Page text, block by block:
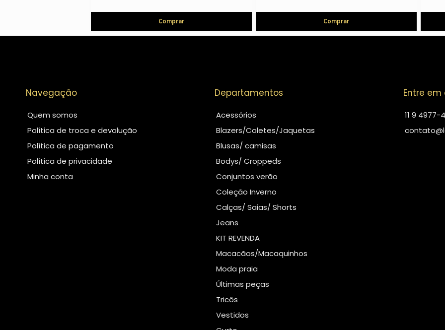
Comprar Comprar
Navegação
Quem somos
Política de troca e devolução
Política de pagamento
Política de privacidade
Minha conta
Departamentos
Acessórios
Blazers/Coletes/Jaquetas
Blusas/ camisas
Bodys/ Croppeds
Conjuntos verão
Coleção Inverno
Calças/ Saias/ Shorts
Jeans
KIT REVENDA
Macacãos/Macaquinhos
Moda praia
Últimas peças
Tricôs
Vestidos
Entre
11 9 4977-